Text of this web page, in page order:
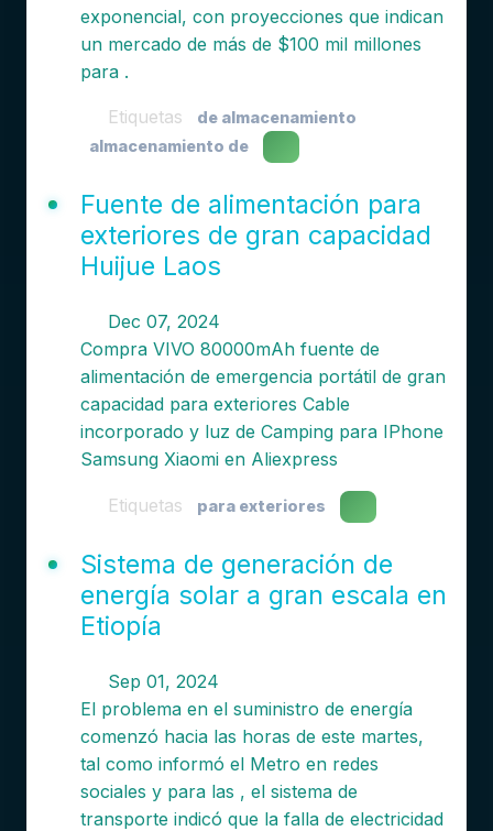
exponencial, con proyecciones que indican
un mercado de más de $100 mil millones
para .
Etiquetas
de almacenamiento
almacenamiento de
Fuente de alimentación para
exteriores de gran capacidad
Huijue Laos
Dec 07, 2024
Compra VIVO 80000mAh fuente de
alimentación de emergencia portátil de gran
capacidad para exteriores Cable
incorporado y luz de Camping para IPhone
Samsung Xiaomi en Aliexpress
Etiquetas para exteriores
Sistema de generación de
energía solar a gran escala en
Etiopía
Sep 01, 2024
El problema en el suministro de energía
comenzó hacia las horas de este martes,
tal como informó el Metro en redes
sociales y para las , el sistema de
transporte indicó que la falla de electricidad